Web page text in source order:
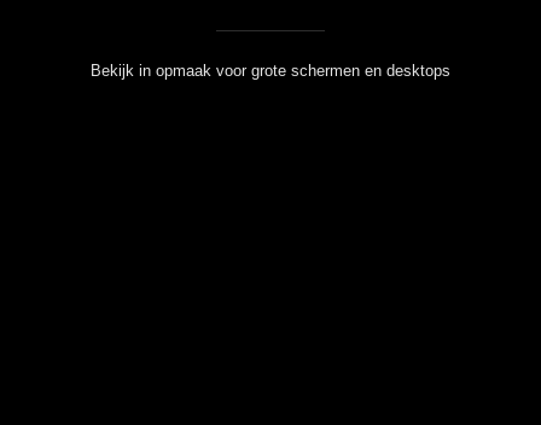
Bekijk in opmaak voor grote schermen en desktops